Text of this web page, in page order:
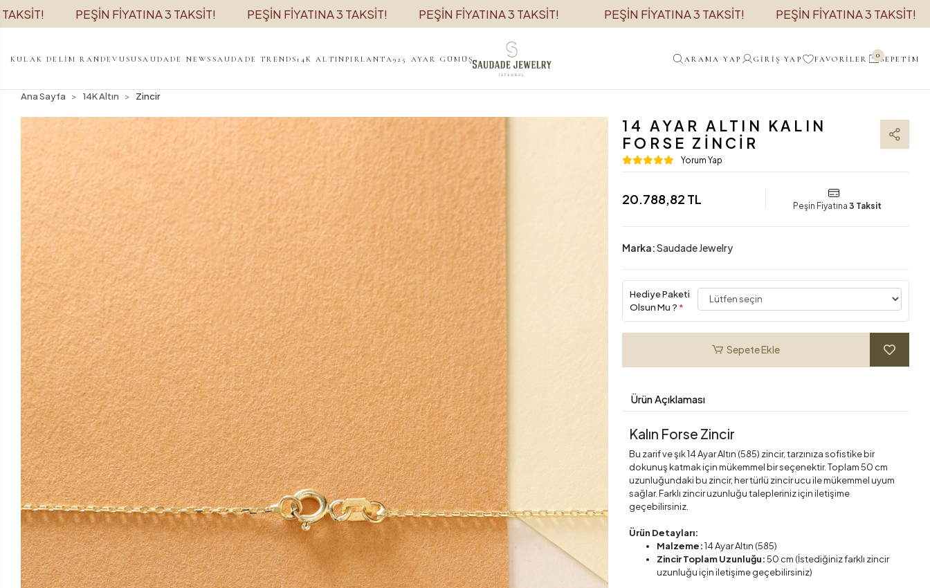
PEŞİN FİYATINA 3 TAKSİT! PEŞİN FİYATINA 3 TAKSİT! PEŞİN FİYATINA 3 TAKSİT! PEŞİN FİYATINA 3 TAKSİT! PEŞİN FİYATINA 3 TAKSİT!
KULAK DELİM RANDEVUSUSAUDADE NEWS SAUDADE TRENDS14K ALTINPIRLANTA 925 AYAR GÜMÜŞ ARAMA YAP GIRIŞ YAP FAVORILER 0 SEPETIM
Ana Sayfa 14K Altın Zincir
14 AYAR ALTIN KALIN
FORSE ZINCIR
Yorum Yap
20.788,82 TL Peşin Fiyatına3 Taksit
Marka:Saudade Jewelry
Hediye Paketi
Olsun Mu ? *
Sepete Ekle
Ürün Açıklaması
Kalın Forse Zincir
Bu zarif ve şık 14 Ayar Altın (585) zincir, tarzınıza sofistike bir
dokunuş katmak için mükemmel bir seçenektir. Toplam 50 cm
uzunluğundaki bu zincir, her türlü zincir ucu ile mükemmel uyum
sağlar. Farklı zincir uzunluğu talepleriniz için iletişime
geçebilirsiniz.
Ürün Detayları:
Malzeme:14 Ayar Altın (585)
Zincir Toplam Uzunluğu:50 cm (İstediğiniz farklı zincir
uzunluğu için iletişime geçebilirsiniz)